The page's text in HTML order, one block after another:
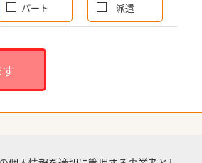
パート 派遣